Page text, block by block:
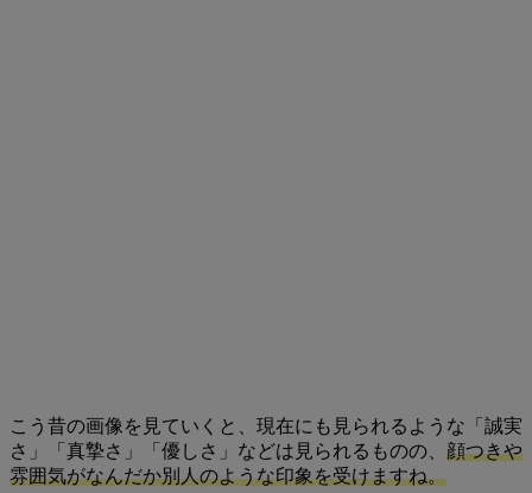
こう昔の画像を見ていくと、現在にも見られるような「誠実
さ」「真摯さ」「優しさ」などは見られるものの、 顔つきや
雰囲気がなんだか別人のような印象を受けますね。